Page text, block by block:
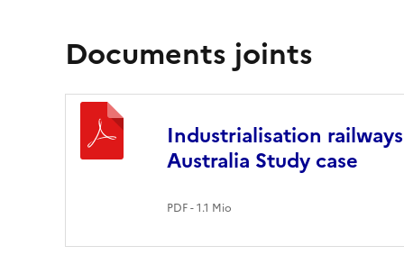
Documents joints
Industrialisation
Australia Study case
PDF - 1.1 Mio